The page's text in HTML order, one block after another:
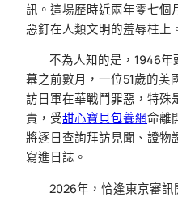
訊。這場歷時近兩年零七個
惡釘在人類文明的羞辱柱上
不為人知的是，1946
幕之前數月，一位51歲的美
訪日軍在華戰鬥罪惡，特殊
責，受甜心寶貝包養網命離
將逐日查詢拜訪見聞、證物
寫進日誌。
2026年，恰逢東京審